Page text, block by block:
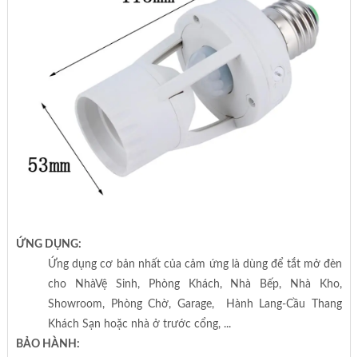
ỨNG DỤNG:
Ứng dụng cơ bản nhất của cảm ứng là dùng để tắt mở đèn
cho NhàVệ Sinh, Phòng Khách, Nhà Bếp, Nhà Kho,
Showroom, Phòng Chờ, Garage, Hành Lang-Cầu Thang
Khách Sạn hoặc nhà ở trước cổng, ...
BẢO HÀNH: